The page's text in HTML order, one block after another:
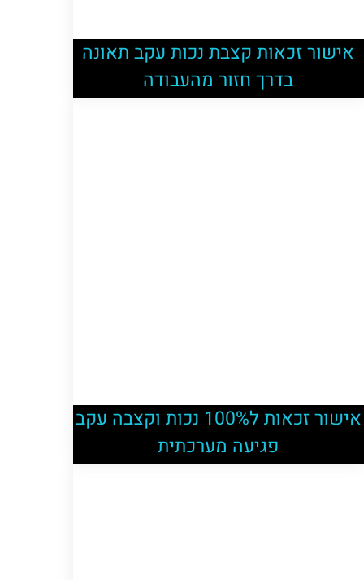
אישור זכאות קצבת נכות עקב תאונה
בדרך חזור מהעבודה
אישור זכאות ל100% נכות וקצבה עקב
פגיעה מערכתית